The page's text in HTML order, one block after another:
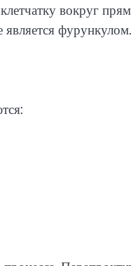
вокруг
является фурункулом.